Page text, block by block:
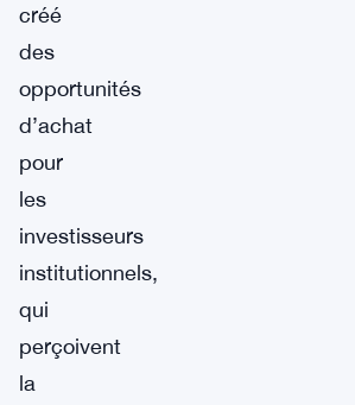
créé
des
opportunités
d’achat
pour
les
investisseurs
institutionnels,
qui
perçoivent
la